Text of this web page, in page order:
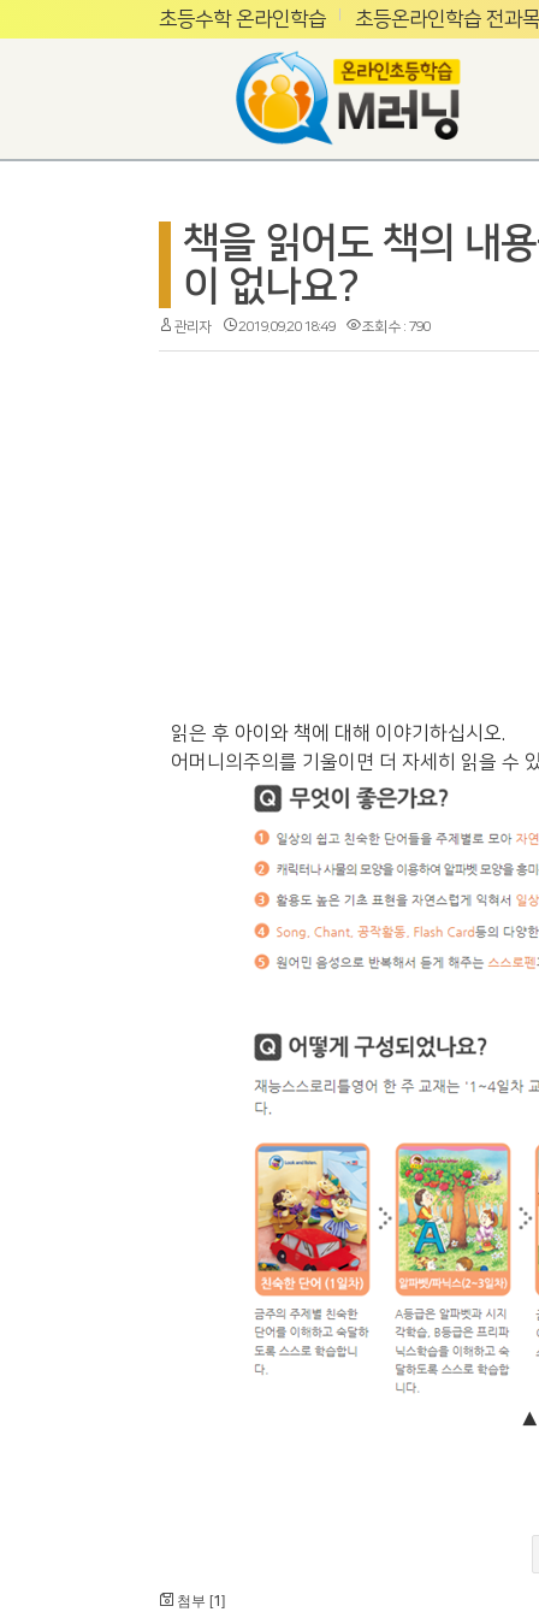
초등수학 온라인학습 초등온라인학습 전과목
책을 읽어도 책의 내
이 없나요?
관리자 2019.09.20 18:49 조회 수 : 790
읽은 후 아이와 책에 대해 이야기하십시오.
어머니의주의를 기울이면 더 자세히 읽을 수
▲
첨부 [1 ]